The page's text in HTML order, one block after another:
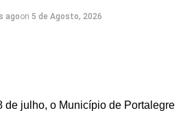
agoon 5 de Agosto, 2026
de julho, o Município de Portalegre